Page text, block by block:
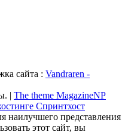
сайта : Vandraren -
| The theme MagazineNP
Спринтхост
наилучшего представления
этот сайт, вы